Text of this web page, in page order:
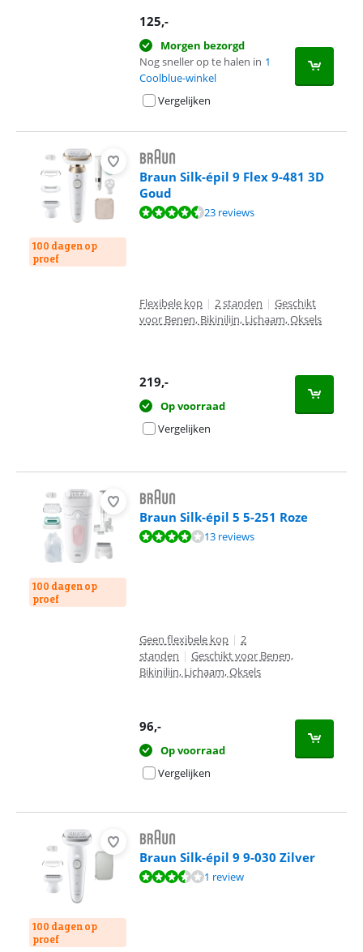
125,-
Morgen bezorgd
Nog sneller op te halen in 1
Coolblue-winkel
Vergelijken
100 dagen op
proef
Braun Silk-épil 9 Flex 9-481 3D
Goud
Beoordeling is 8,7 van de 10, gebaseerd op 23 reviews.
23 reviews
Flexibele kop | 2 standen | Geschikt
voor Benen, Bikinilijn, Lichaam, Oksels
219,-
Op voorraad
Vergelijken
100 dagen op
proef
Braun Silk-épil 5 5-251 Roze
Beoordeling is 8,2 van de 10, gebaseerd op 13 reviews.
13 reviews
Geen flexibele kop | 2
standen | Geschikt voor Benen,
Bikinilijn, Lichaam, Oksels
96,-
Op voorraad
Vergelijken
100 dagen op
proef
Braun Silk-épil 9 9-030 Zilver
Beoordeling is 7,2 van de 10, gebaseerd op 1 review.
1 review